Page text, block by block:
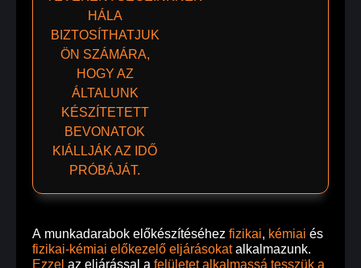
HÁLA
BIZTOSÍTHATJUK
ÖN SZÁMÁRA,
HOGY AZ
ÁLTALUNK
KÉSZÍTETETT
BEVONATOK
KIÁLLJÁK AZ IDŐ
PRÓBÁJÁT.
A munkadarabok előkészítéséhez fizikai, kémiai és
fizikai-kémiai előkezelő eljárásokatalkalmazunk.
Ezzel az eljárással a felületet alkalmassá tesszük a